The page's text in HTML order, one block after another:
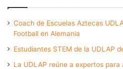
Coach de Escuelas Aztecas
Football en Alemania
Estudiantes STEM de la UDLAP
La UDLAP reúne a expertos para